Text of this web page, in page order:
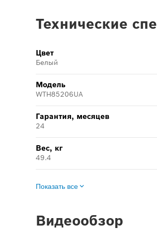
Технические
Цвет
Белый
Модель
WTH85206UA
Гарантия, месяцев
24
Вес, кг
49.4
Показать все
Видеообзор